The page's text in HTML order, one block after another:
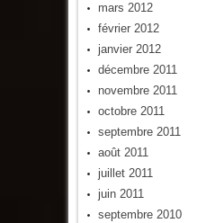
mars 2012
février 2012
janvier 2012
décembre 2011
novembre 2011
octobre 2011
septembre 2011
août 2011
juillet 2011
juin 2011
septembre 2010